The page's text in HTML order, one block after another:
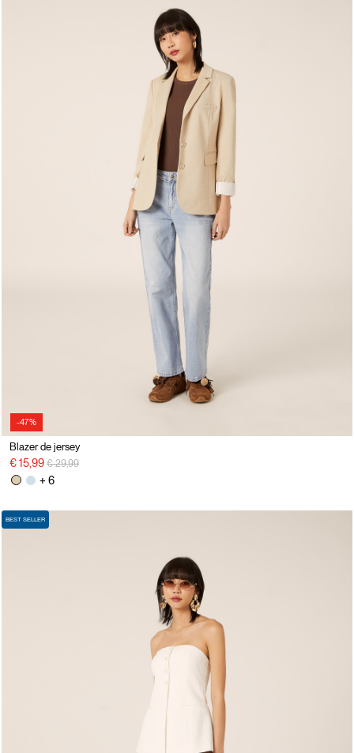
-47%
Blazer de jersey
€ 15,99 precio rebajado desde
€ 29,99a
+ 6
BEST SELLER